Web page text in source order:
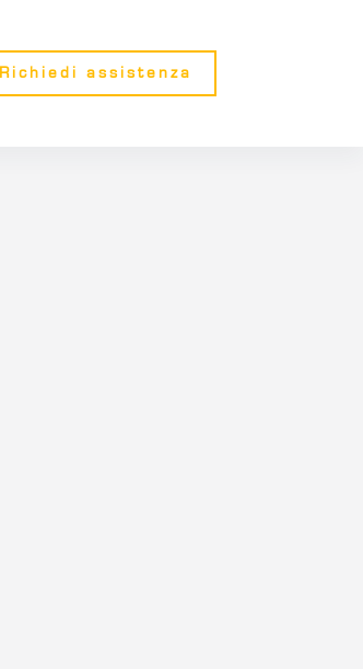
Richiedi assistenza